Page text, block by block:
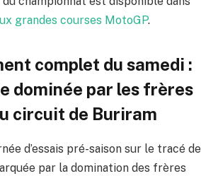
grandes courses MotoGP.
complet du samedi :
dominée par les frères
circuit de Buriram
d’essais pré-saison sur le tracé de
par la domination des frères